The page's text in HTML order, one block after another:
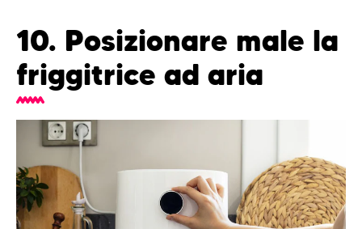
10. Posizionare male la
friggitrice ad aria